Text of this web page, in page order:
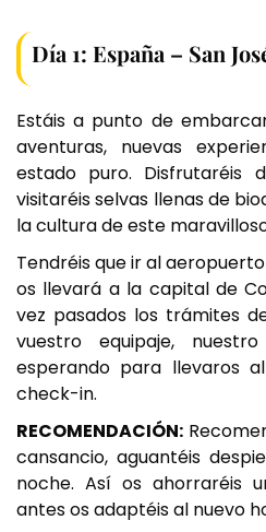
Día 1: España – San
Estáis a punto de
aventuras, nuevas
estado puro. Disfrutaréis
visitaréis selvas llenas de
la cultura de este
Tendréis que ir al
os llevará a la capital de
vez pasados los trámites
vuestro equipaje,
esperando para llevaros
check-in.
RECOMENDACIÓN:
cansancio, aguantéis
noche. Así os ahorraréis
antes os adaptéis al nuevo